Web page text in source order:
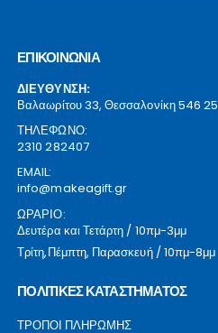
ΕΠΙΚΟΙΝΩΝΙΑ
ΔΙΕΥΘΥΝΣΗ:
Βαλαωρίτου 33, Θεσσαλονίκη 546 25
ΤΗΛΕΦΩΝΟ:
2310 282407
EMAIL:
info@makeagift.gr
ΩΡΑΡΙΟ:
Δευτέρα και Τετάρτη / 10πμ-3μμ
Τρίτη,Πέμπτη, Παρασκευή / 10πμ-8μμ
ΠΟΛΙΤΙΚΕΣ ΚΑΤΑΣΤΗΜΑΤΟΣ
ΤΡΟΠΟΙ ΠΛΗΡΩΜΗΣ